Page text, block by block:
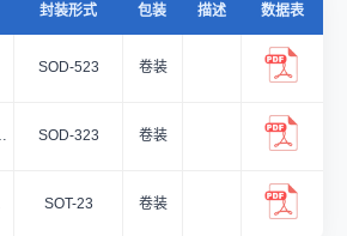
封装形式 包装 描述 数据表
SOD-523 卷装
SOD-323 卷装
SOT-23 卷装